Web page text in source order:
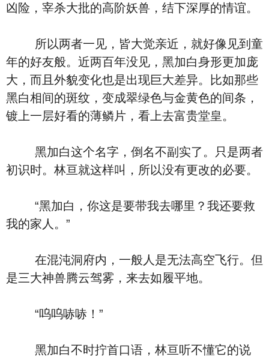
凶险，宰杀大批的高阶妖兽，结下深厚的情谊。
所以两者一见，皆大觉亲近，就好像见到童
年的好友般。近两百年没见，黑加白身形更加庞
大，而且外貌变化也是出现巨大差异。比如那些
黑白相间的斑纹，变成翠绿色与金黄色的间条，
镀上一层好看的薄鳞片，看上去富贵堂皇。
黑加白这个名字，倒名不副实了。只是两者
初识时。林亘就这样叫，所以没有更改的必要。
“黑加白，你这是要带我去哪里？我还要救
我的家人。”
在混沌洞府内，一般人是无法高空飞行。但
是三大神兽腾云驾雾，来去如履平地。
“呜呜哧哧！”
黑加白不时拧首口语，林亘听不懂它的说